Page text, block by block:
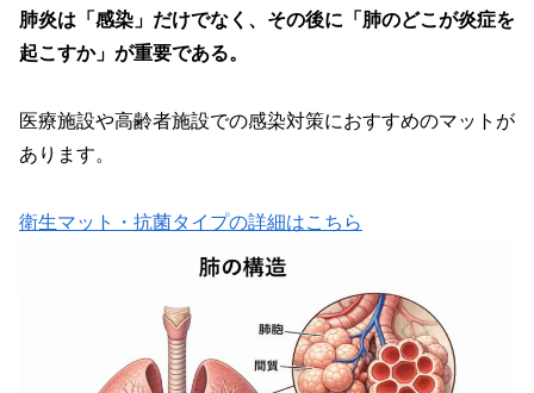
肺炎は「感染」だけでなく、その後に「肺のどこが炎症を
起こすか」が重要である。
医療施設や高齢者施設での感染対策におすすめのマットが
あります。
衛生マット・抗菌タイプの詳細はこちら